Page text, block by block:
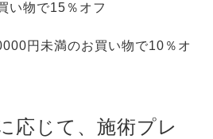
い物で15％オフ
円未満のお買い物で10％オ
応じて、施術プレ